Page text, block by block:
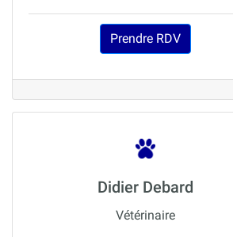
Prendre RDV
Didier Debard
Vétérinaire